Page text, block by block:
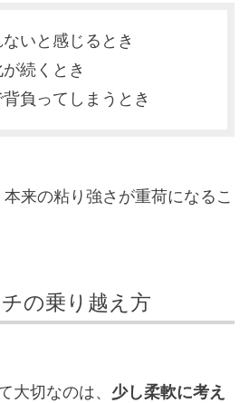
いと感じるとき
続くとき
背負ってしまうとき
来の粘り強さが重荷になるこ
の乗り越え方
大切なのは、 少し柔軟に考え